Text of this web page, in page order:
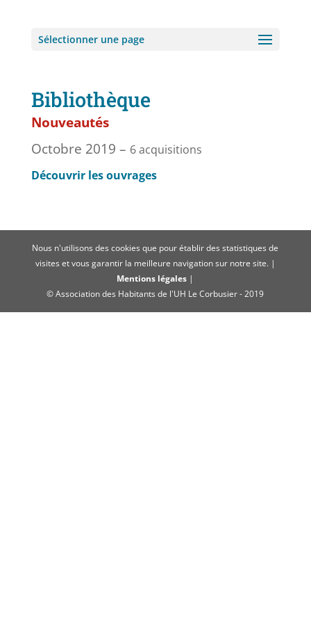
Sélectionner une page
Bibliothèque
Nouveautés
Octobre 2019 – 6 acquisitions
Découvrir les ouvrages
Nous n'utilisons des cookies que pour établir des statistiques de
visites et vous garantir la meilleure navigation sur notre site. |
Mentions légales |
© Association des Habitants de l'UH Le Corbusier - 2019